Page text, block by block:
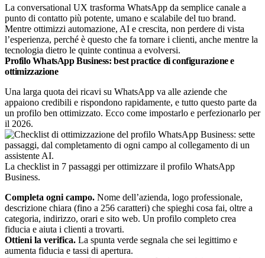
La conversational UX trasforma WhatsApp da semplice canale a
punto di contatto più potente, umano e scalabile del tuo brand.
Mentre ottimizzi automazione, AI e crescita, non perdere di vista
l’esperienza, perché è questo che fa tornare i clienti, anche mentre la
tecnologia dietro le quinte continua a evolversi.
Profilo WhatsApp Business: best practice di configurazione e
ottimizzazione
Una larga quota dei ricavi su WhatsApp va alle aziende che
appaiono credibili e rispondono rapidamente, e tutto questo parte da
un profilo ben ottimizzato. Ecco come impostarlo e perfezionarlo per
il 2026.
La checklist in 7 passaggi per ottimizzare il profilo WhatsApp
Business.
Completa ogni campo. Nome dell’azienda, logo professionale,
descrizione chiara (fino a 256 caratteri) che spieghi cosa fai, oltre a
categoria, indirizzo, orari e sito web. Un profilo completo crea
fiducia e aiuta i clienti a trovarti.
Ottieni la verifica. La spunta verde segnala che sei legittimo e
aumenta fiducia e tassi di apertura.